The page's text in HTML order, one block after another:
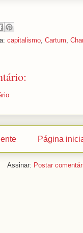
capitalismo Cartum
Página
Assinar: Postar